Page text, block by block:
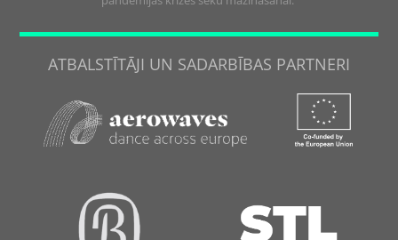
ATBALSTĪTĀJI UN SADARBĪBAS PARTNERI